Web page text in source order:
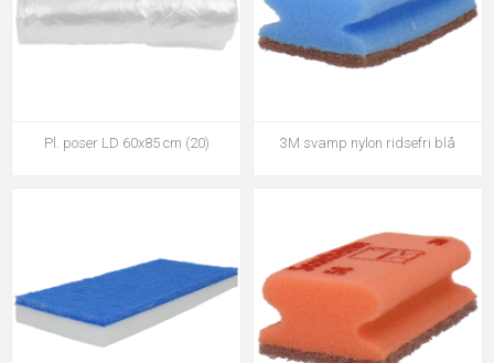
Pl. poser LD 60x85 cm (20) 3M svamp nylon ridsefri blå